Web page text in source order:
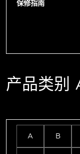
保修指南
产品类别
A B